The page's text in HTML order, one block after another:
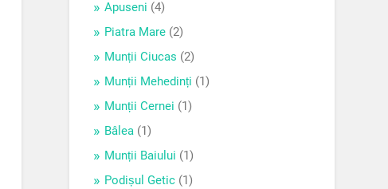
Apuseni (4)
Piatra Mare (2)
Munții Ciucas (2)
Munții Mehedinți (1)
Munții Cernei (1)
Bâlea (1)
Munții Baiului (1)
Podișul Getic (1)